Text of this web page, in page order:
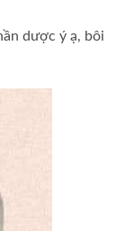
dược ý ạ, bôi